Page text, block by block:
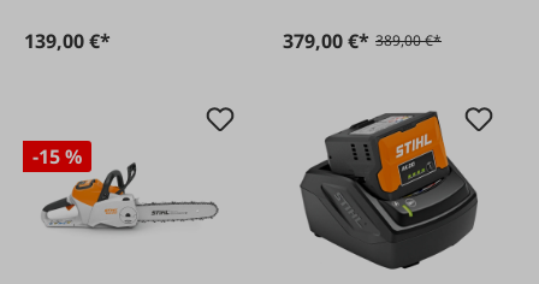
139,00 €* 379,00 €* 389,00 €*
-15 %